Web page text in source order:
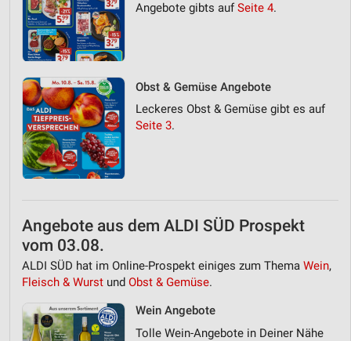
Angebote gibts aufSeite 4.
Obst & Gemüse Angebote
Leckeres Obst & Gemüse gibt es auf
Seite 3.
Angebote aus dem ALDI SÜD Prospekt
vom 03.08.
ALDI SÜD hat im Online-Prospekt einiges zum Thema Wein,
Fleisch & Wurst und Obst & Gemüse.
Wein Angebote
Tolle Wein-Angebote in Deiner Nähe